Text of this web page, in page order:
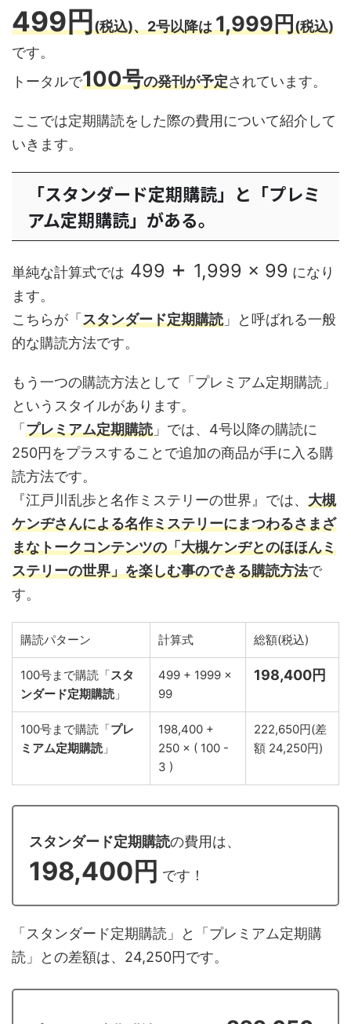
499円(税込)、2号以降は1,999円(税込)
です。
トータルで100号の発刊が予定されています。
ここでは定期購読をした際の費用について紹介して
いきます。
「スタンダード定期購読」と「プレミ
アム定期購読」がある。
単純な計算式では 499 + 1,999 × 99 になり
ます。
こちらが「 スタンダード定期購読」と呼ばれる一般
的な購読方法です。
もう一つの購読方法として「プレミアム定期購読」
というスタイルがあります。
「 プレミアム定期購読」では、4号以降の購読に
250円をプラスすることで追加の商品が手に入る購
読方法です。
『江戸川乱歩と名作ミステリーの世界』では、 大槻
ケンヂさんによる名作ミステリーにまつわるさまざ
まなトークコンテンツの「大槻ケンヂとのほほんミ
ステリーの世界」を楽しむ事のできる購読方法で
す。
購読パターン 計算式 総額(税込)
100号まで購読「スタ
ンダード定期購読」
499 + 1999 ×
99
198,400円
100号まで購読「プレ
ミアム定期購読」
198,400 +
250 × ( 100 -
3 )
222,650円(差
額 24,250円)
スタンダード定期購読の費用は、
198,400円 です！
「スタンダード定期購読」と「プレミアム定期購
読」との差額は、24,250円です。